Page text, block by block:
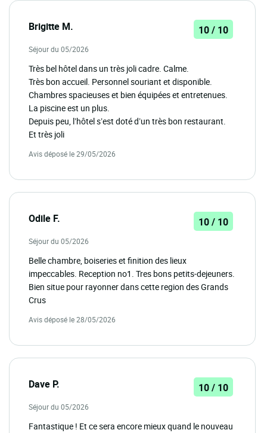
Brigitte M. 10 / 10
Séjour du 05/2026
Très bel hôtel dans un très joli cadre. Calme.
Très bon accueil. Personnel souriant et disponible.
Chambres spacieuses et bien équipées et entretenues.
La piscine est un plus.
Depuis peu, l’hôtel s’est doté d’un très bon restaurant.
Et très joli
Avis déposé le 29/05/2026
Odile F. 10 / 10
Séjour du 05/2026
Belle chambre, boiseries et finition des lieux
impeccables. Reception no1. Tres bons petits-dejeuners.
Bien situe pour rayonner dans cette region des Grands
Crus
Avis déposé le 28/05/2026
Dave P. 10 / 10
Séjour du 05/2026
Fantastique ! Et ce sera encore mieux quand le nouveau